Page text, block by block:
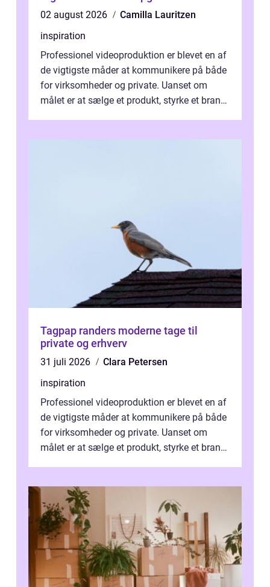
02 august 2026
Camilla Lauritzen
inspiration
Professionel videoproduktion er blevet en af
de vigtigste måder at kommunikere på både
for virksomheder og private. Uanset om
målet er at sælge et produkt, styrke et brand,
Tagpap randers moderne tage til
private og erhverv
31 juli 2026
Clara Petersen
inspiration
Professionel videoproduktion er blevet en af
de vigtigste måder at kommunikere på både
for virksomheder og private. Uanset om
målet er at sælge et produkt, styrke et brand,